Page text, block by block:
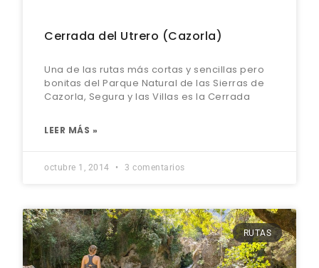
Cerrada del Utrero (Cazorla)
Una de las rutas más cortas y sencillas pero
bonitas del Parque Natural de las Sierras de
Cazorla, Segura y las Villas es la Cerrada
LEER MÁS »
octubre 1, 2014 3 comentarios
RUTAS